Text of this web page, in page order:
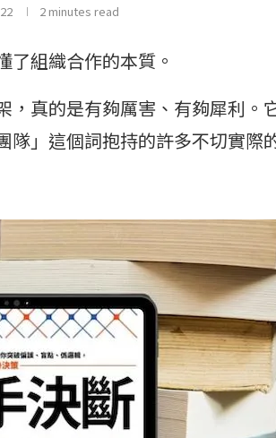
2 minutes read
了組織合作的本質。
，真的是有夠厲害、有夠犀利。
隊」這個詞抱持的許多不切實際